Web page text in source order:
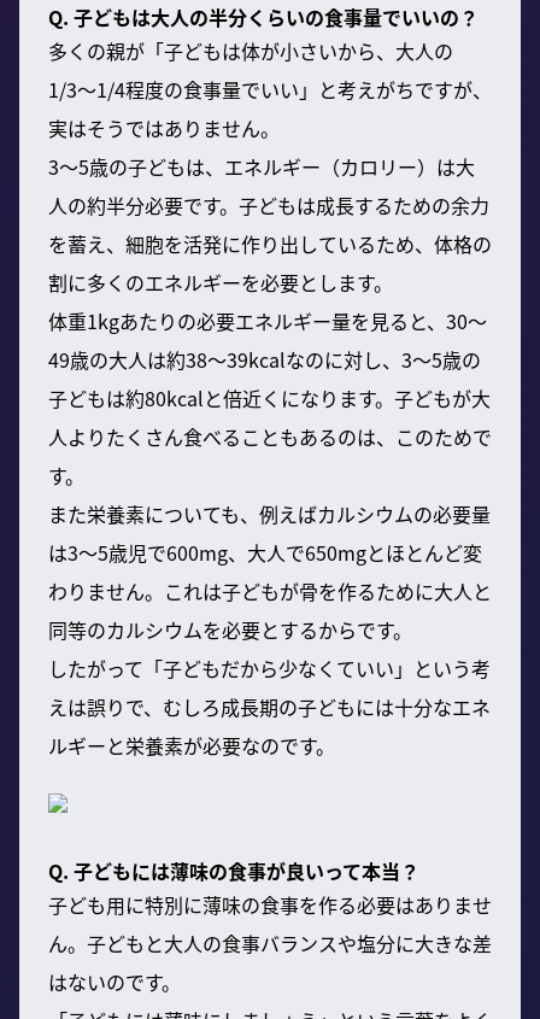
Q. 子どもは大人の半分くらいの食事量でいいの？
多くの親が「子どもは体が小さいから、大人の
1/3〜1/4程度の食事量でいい」と考えがちですが、
実はそうではありません。
3〜5歳の子どもは、エネルギー（カロリー）は大
人の約半分必要です。子どもは成長するための余力
を蓄え、細胞を活発に作り出しているため、体格の
割に多くのエネルギーを必要とします。
体重1kgあたりの必要エネルギー量を見ると、30〜
49歳の大人は約38〜39kcalなのに対し、3〜5歳の
子どもは約80kcalと倍近くになります。子どもが大
人よりたくさん食べることもあるのは、このためで
す。
また栄養素についても、例えばカルシウムの必要量
は3〜5歳児で600mg、大人で650mgとほとんど変
わりません。これは子どもが骨を作るために大人と
同等のカルシウムを必要とするからです。
したがって「子どもだから少なくていい」という考
えは誤りで、むしろ成長期の子どもには十分なエネ
ルギーと栄養素が必要なのです。
Q. 子どもには薄味の食事が良いって本当？
子ども用に特別に薄味の食事を作る必要はありませ
ん。子どもと大人の食事バランスや塩分に大きな差
はないのです。